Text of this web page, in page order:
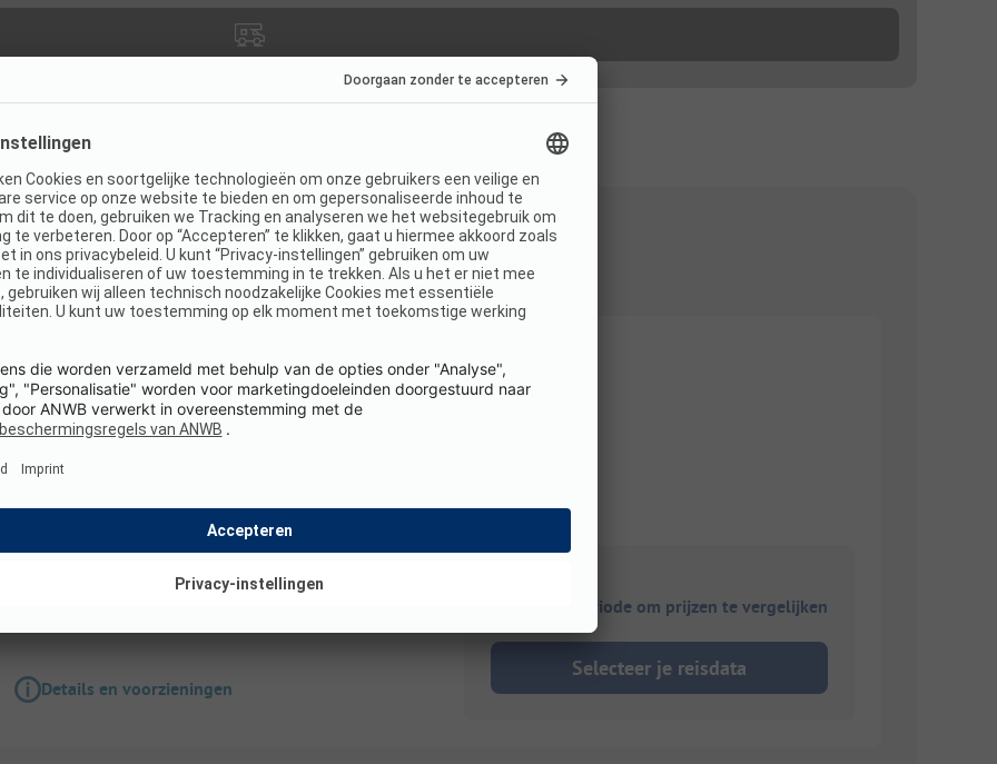
(3)
Standplaats : tent caravan Camper
Staanplaats
Toegankelijk voor
gehandicapten
Details en voorzieningen
Kies je reisperiode om prijzen te vergelijken
Selecteer je reisdata